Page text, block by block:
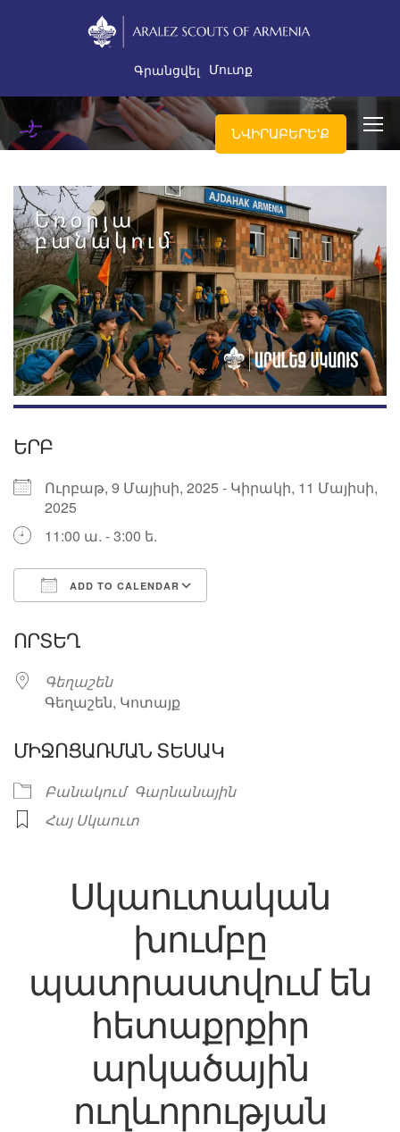
Գրանցվել Մուտք
ՆՎԻՐԱԲԵՐԵ'Ք
ԵՐԲ
Ուրբաթ, 9 Մայիսի, 2025 - Կիրակի, 11 Մայիսի,
2025
11:00 ա. - 3:00 ե.
ADD TO CALENDAR
ՈՐՏԵՂ
Գեղաշեն
Գեղաշեն, Կոտայք
ՄԻՋՈՑԱՌՄԱՆ ՏԵՍԱԿ
Բանակում
Գարնանային
Հայ Սկաուտ
Սկաուտական
խումբը
պատրաստվում են
հետաքրքիր
արկածային
ուղևորության